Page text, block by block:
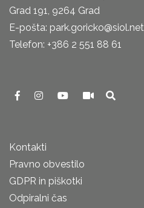
Grad 191, 9264 Grad
E-pošta: park.goricko@siol.net
Telefon: +386 2 551 88 61
Kontakti
Pravno obvestilo
GDPR in piškotki
Odpiralni čas